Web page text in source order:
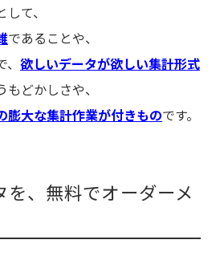
て、
であることや、
欲しいデータが欲しい集計形式
もどかしさや、
膨大な集計作業が付きものです。
を、無料でオーダーメ